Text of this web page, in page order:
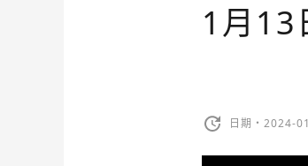
1月13
日期・2024-